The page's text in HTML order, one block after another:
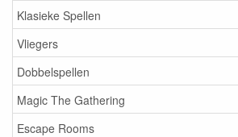
Klasieke Spellen
Vliegers
Dobbelspellen
Magic The Gathering
Escape Rooms